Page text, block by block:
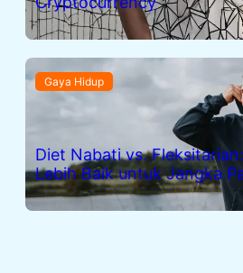
Gaya Hidup
Diet Nabati vs.
Lebih Baik untuk Jangka